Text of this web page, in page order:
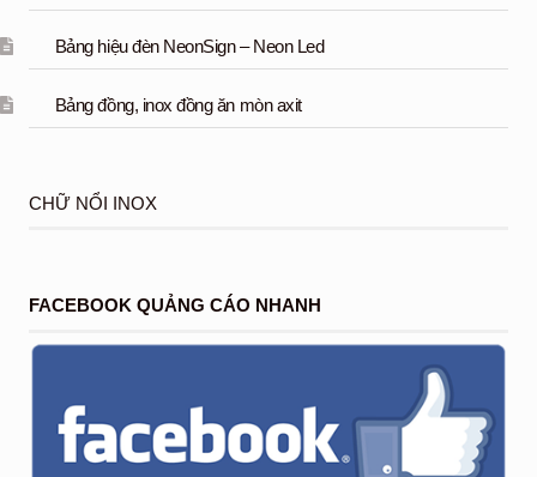
Bảng hiệu đèn NeonSign – Neon Led
Bảng đồng, inox đồng ăn mòn axit
CHỮ NỔI INOX
FACEBOOK QUẢNG CÁO NHANH